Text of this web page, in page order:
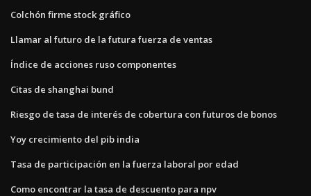
Colchón firme stock gráfico
Llamar al futuro de la futura fuerza de ventas
Índice de acciones ruso componentes
Citas de shanghai bund
Riesgo de tasa de interés de cobertura con futuros de bonos
Yoy crecimiento del pib india
Tasa de participación en la fuerza laboral por edad
Como encontrar la tasa de descuento para npv